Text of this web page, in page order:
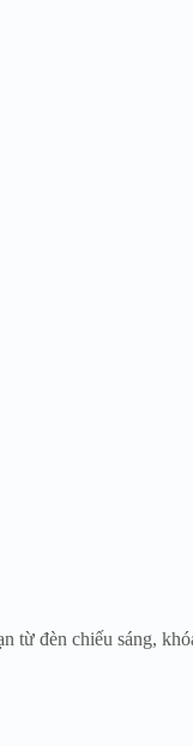
đèn chiếu sáng,